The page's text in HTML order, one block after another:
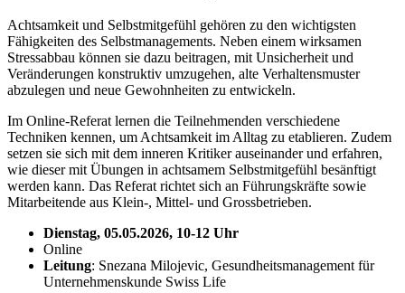
Achtsamkeit und Selbstmitgefühl gehören zu den wichtigsten
Fähigkeiten des Selbstmanagements. Neben einem wirksamen
Stressabbau können sie dazu beitragen, mit Unsicherheit und
Veränderungen konstruktiv umzugehen, alte Verhaltensmuster
abzulegen und neue Gewohnheiten zu entwickeln.
Im Online-Referat lernen die Teilnehmenden verschiedene
Techniken kennen, um Achtsamkeit im Alltag zu etablieren. Zudem
setzen sie sich mit dem inneren Kritiker auseinander und erfahren,
wie dieser mit Übungen in achtsamem Selbstmitgefühl besänftigt
werden kann. Das Referat richtet sich an Führungskräfte sowie
Mitarbeitende aus Klein-, Mittel- und Grossbetrieben.
Dienstag, 05.05.2026, 10-12 Uhr
Online
Leitung: Snezana Milojevic, Gesundheitsmanagement für
Unternehmenskunde Swiss Life